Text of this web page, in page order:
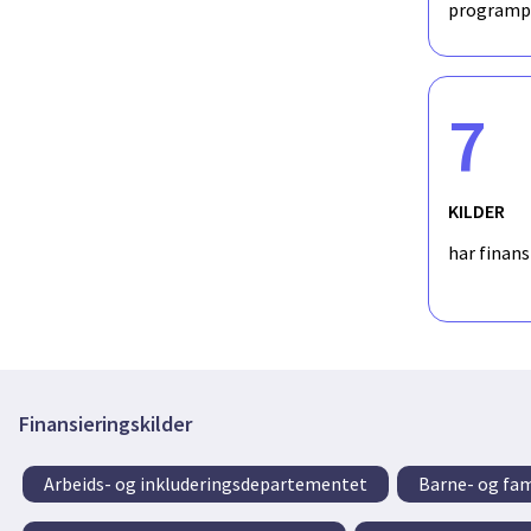
7
KILDER
har
Finansieringskilder
Arbeids- og inkluderingsdepartementet Barne- og